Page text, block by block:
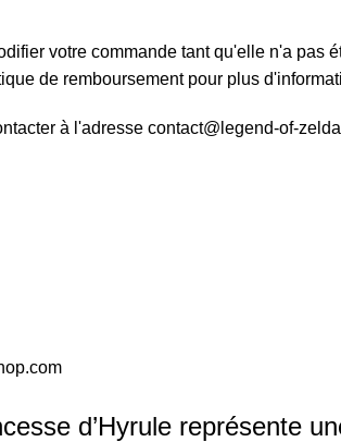
votre commande tant qu'elle n'a
de remboursement pour plus
à l'adresse contact@legend-of-
d’Hyrule représente